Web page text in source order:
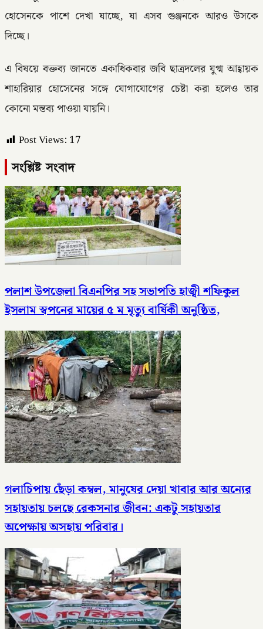
হোসেনকে পাশে দেখা যাচ্ছে, যা এসব গুঞ্জনকে আরও উসকে
দিচ্ছে।
এ বিষয়ে বক্তব্য জানতে একাধিকবার জবি ছাত্রদলের যুগ্ম আহ্বায়ক
শাহারিয়ার হোসেনের সঙ্গে যোগাযোগের চেষ্টা করা হলেও তার
কোনো মন্তব্য পাওয়া যায়নি।
Post Views: 17
সংশ্লিষ্ট সংবাদ
পলাশ উপজেলা বিএনপির সহ সভাপতি হাজ্বী শফিকুল
ইসলাম স্বপনের মায়ের ৫ ম মৃত্যু বার্ষিকী অনুষ্ঠিত,
গলাচিপায় ছেঁড়া কম্বল, মানুষের দেয়া খাবার আর অন্যের
সহায়তায় চলছে রেকসনার জীবন: একটু সহায়তার
অপেক্ষায় অসহায় পরিবার।